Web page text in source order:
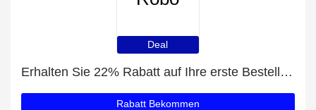
Deal
Erhalten Sie 22% Rabatt auf Ihre erste Bestellung
Rabatt Bekommen